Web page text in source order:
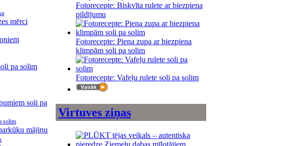
solim
Fotorecepte: Biskvīta rulete ar biezpiena
pildījumu
Fotorecepte: Piena zupa ar biezpiena
klimpām soli pa solim
Fotorecepte: Vafeļu rulete soli pa solim
Virtuves ziņas